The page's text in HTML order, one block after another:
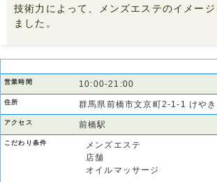
技術力によって、メンズエステのイメー
ました。
営業時間 10:00-21:00
住所 群馬県前橋市文京町2-1-1 けや
アクセス 前橋駅
こだわり条件
メンズエステ
店舗
オイルマッサージ